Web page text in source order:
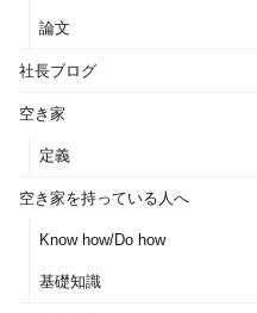
論文
社長ブログ
空き家
定義
空き家を持っている人へ
Know how/Do how
基礎知識